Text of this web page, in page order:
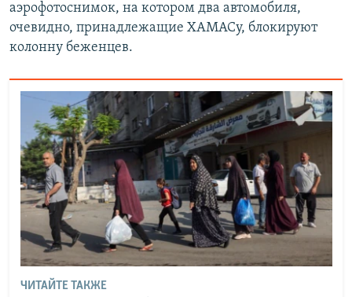
аэрофотоснимок, на котором два автомобиля,
очевидно, принадлежащие ХАМАСу, блокируют
колонну беженцев.
ЧИТАЙТЕ ТАКЖЕ